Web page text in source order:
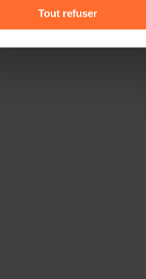
de chaque page.
Tout refuser